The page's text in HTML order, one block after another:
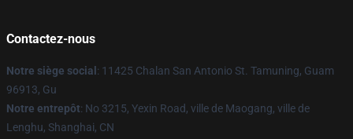
Contactez-nous
Notre siège social : 11425 Chalan San Antonio St. Tamuning, Guam
96913, Gu
Notre entrepôt: No 3215, Yexin Road, ville de Maogang, ville de
Lenghu, Shanghai, CN